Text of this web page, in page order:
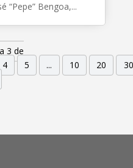
“Pepe” Bengoa,...
3 de
4 5 ... 10 20
30